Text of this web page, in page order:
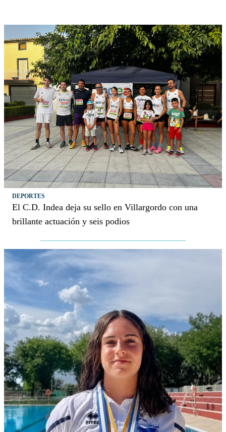
DEPORTES
El C.D. Indea deja su sello en Villargordo con una
brillante actuación y seis podios